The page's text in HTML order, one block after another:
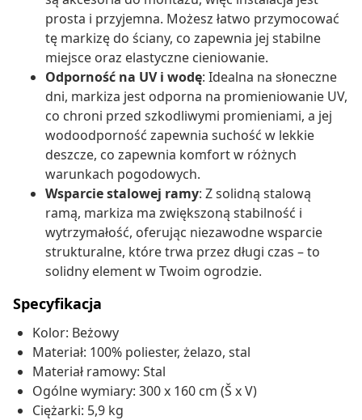
prosta i przyjemna. Możesz łatwo przymocować
tę markizę do ściany, co zapewnia jej stabilne
miejsce oraz elastyczne cieniowanie.
Odporność na UV i wodę: Idealna na słoneczne
dni, markiza jest odporna na promieniowanie UV,
co chroni przed szkodliwymi promieniami, a jej
wodoodporność zapewnia suchość w lekkie
deszcze, co zapewnia komfort w różnych
warunkach pogodowych.
Wsparcie stalowej ramy: Z solidną stalową
ramą, markiza ma zwiększoną stabilność i
wytrzymałość, oferując niezawodne wsparcie
strukturalne, które trwa przez długi czas – to
solidny element w Twoim ogrodzie.
Specyfikacja
Kolor: Beżowy
Materiał: 100% poliester, żelazo, stal
Materiał ramowy: Stal
Ogólne wymiary: 300 x 160 cm (Š x V)
Ciężarki: 5,9 kg